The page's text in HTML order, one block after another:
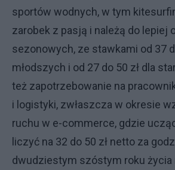
sportów wodnych, w tym
zarobek z pasją i należą do lepiej
sezonowych, ze stawkami od 37
młodszych i od 27 do 50 zł dla
też zapotrzebowanie na
i logistyki, zwłaszcza w okresie
ruchu w e-commerce, gdzie
liczyć na 32 do 50 zł netto za
dwudziestym szóstym roku życia